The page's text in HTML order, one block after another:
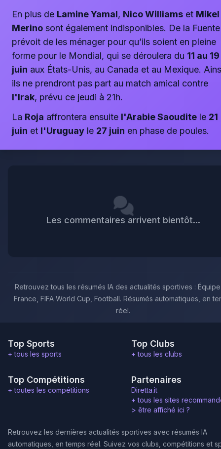
En plus de Lamine Yamal, Nico Williams et Mikel
Merino sont également indisponibles. De la Fuente
prévoit de les ménager pour qu’ils soient en pleine
forme pour le Mondial, qui se déroulera du 11 au 19
juin aux États-Unis, au Canada et au Mexique.
ils ne prendront pas part au match amical contre
l'Irak, prévu ce jeudi à 21h.
La Roja affrontera ensuite l'Arabie Saoudite le 21
juin et l'Uruguay le 27 juin en phase de poules.
Les commentaires arrivent bientôt...
Retrouvez tous les résumés IA des actualités sportives :
France, FIFA World Cup, Football. Résumés automatiques, en
réel.
Top Sports
+ tous les sports
Top Clubs
+ tous les clubs
Top Compétitions
+ toutes les compétitions
Partenaires
Diretta.it
+ tous les sites
> être affiché ici ?
Retrouvez les dernières actualités sportives avec résumés IA
automatiques, en temps réel. Suivez vos clubs, compétitions et